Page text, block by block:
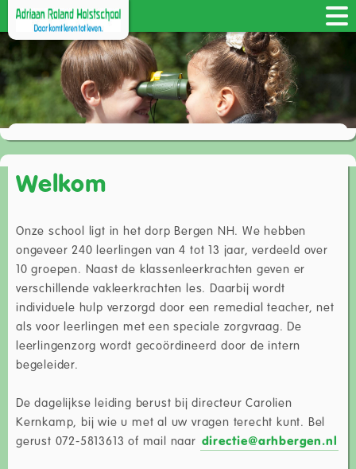
Welkom
Onze school ligt in het dorp Bergen NH. We hebben
ongeveer 240 leerlingen van 4 tot 13 jaar, verdeeld over
10 groepen. Naast de klassenleerkrachten geven er
verschillende vakleerkrachten les. Daarbij wordt
individuele hulp verzorgd door een remedial teacher, net
als voor leerlingen met een speciale zorgvraag. De
leerlingenzorg wordt gecoördineerd door de intern
begeleider.
De dagelijkse leiding berust bij directeur Carolien
Kernkamp, bij wie u met al uw vragen terecht kunt. Bel
gerust 072-5813613 of mail naar directie@arhbergen.nl